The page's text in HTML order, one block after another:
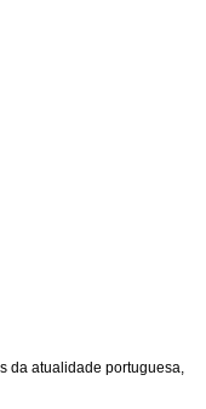
da atualidade portuguesa,